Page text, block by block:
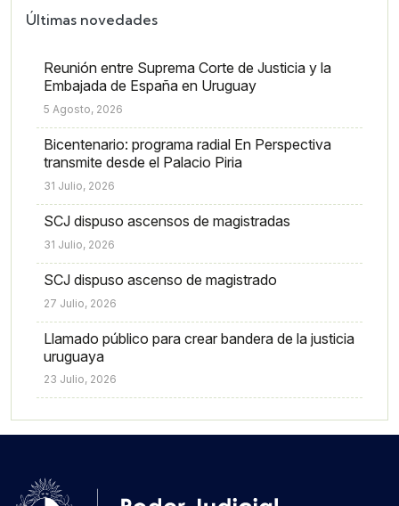
Últimas novedades
Reunión entre Suprema Corte de Justicia y la
Embajada de España en Uruguay
5 Agosto, 2026
Bicentenario: programa radial En Perspectiva
transmite desde el Palacio Piria
31 Julio, 2026
SCJ dispuso ascensos de magistradas
31 Julio, 2026
SCJ dispuso ascenso de magistrado
27 Julio, 2026
Llamado público para crear bandera de la justicia
uruguaya
23 Julio, 2026